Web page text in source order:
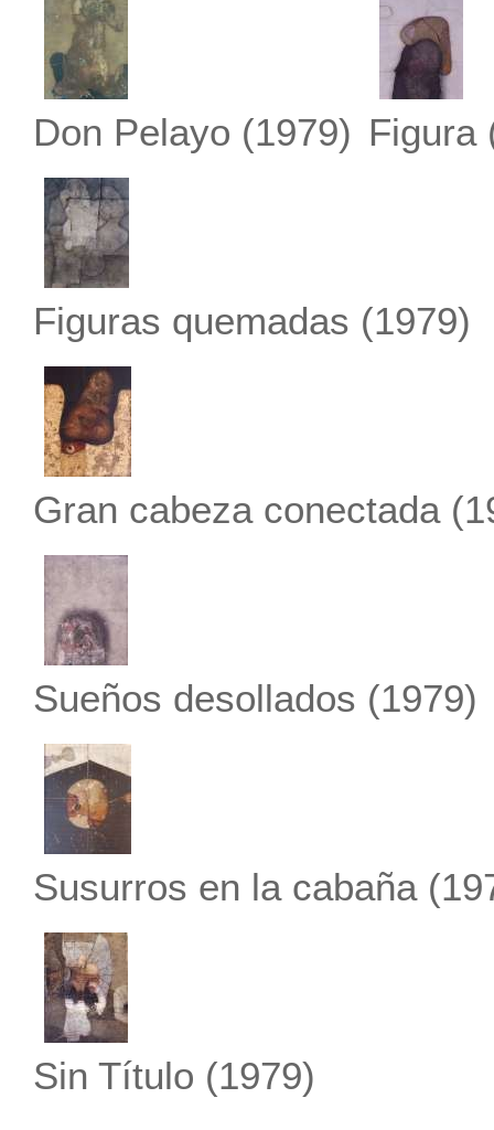
Don Pelayo (1979) Figura
Figuras quemadas (1979)
Gran cabeza conectada
Sueños desollados (1979)
Susurros en la cabaña
Sin Título (1979)